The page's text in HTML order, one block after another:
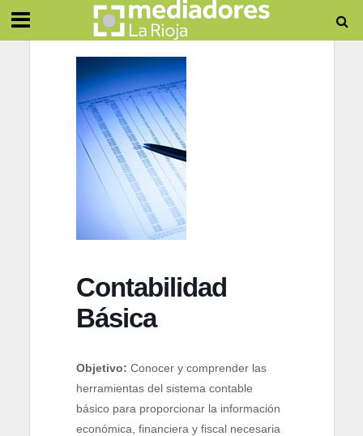
Contabilidad
Básica
Objetivo: Conocer y comprender las
herramientas del sistema contable
básico para proporcionar la información
económica, financiera y fiscal necesaria